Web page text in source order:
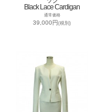
Black Lace Cardigan
通常価格
39,000円(税別)